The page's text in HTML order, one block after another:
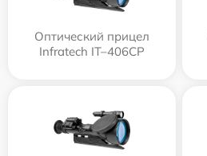
Оптический прицел
Infratech IT–406СP